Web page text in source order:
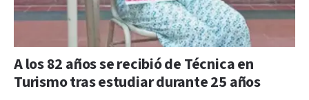
A los 82 años se recibió de Técnica en
Turismo tras estudiar durante 25 años